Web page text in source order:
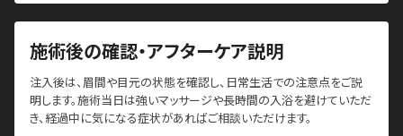
施術後の確認・アフターケア説明
注入後は、眉間や目元の状態を確認し、日常生活での注意点をご説
明します。施術当日は強いマッサージや長時間の入浴を避けていただ
き、経過中に気になる症状があればご相談いただけます。